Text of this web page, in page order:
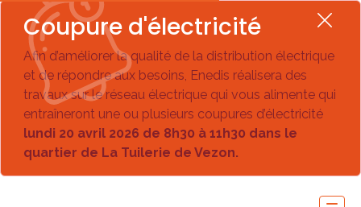
Coupure d'électricité
Afin d’améliorer la qualité de la distribution électrique
et de répondre aux besoins, Enedis réalisera des
travaux sur le réseau électrique qui vous alimente qui
entraîneront une ou plusieurs coupures d’électricité
lundi 20 avril 2026 de 8h30 à 11h30 dans le
quartier de La Tuilerie de Vezon.